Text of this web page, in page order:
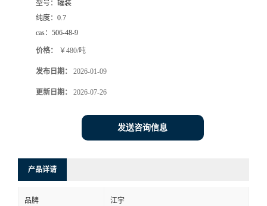
型号： 罐装
纯度： 0.7
cas： 506-48-9
价格： ￥480/吨
发布日期： 2026-01-09
更新日期： 2026-07-26
发送咨询信息
产品详请
品牌 江宇